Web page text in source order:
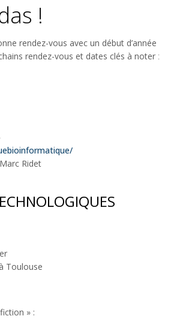
!
rendez-vous avec un début d’année
rendez-vous et dates clés à noter :
Ridet
Toulouse
» :